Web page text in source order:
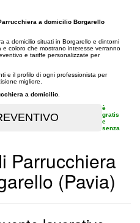
a domicilio Borgarello
a domicilio situati in Borgarello e dintorni
coloro che mostrano interesse verranno
e tariffe personalizzate per
e il profilo di ogni professionista per
migliore.
a domicilio
è
gratis
e
senza
Parrucchiera
(Pavia)